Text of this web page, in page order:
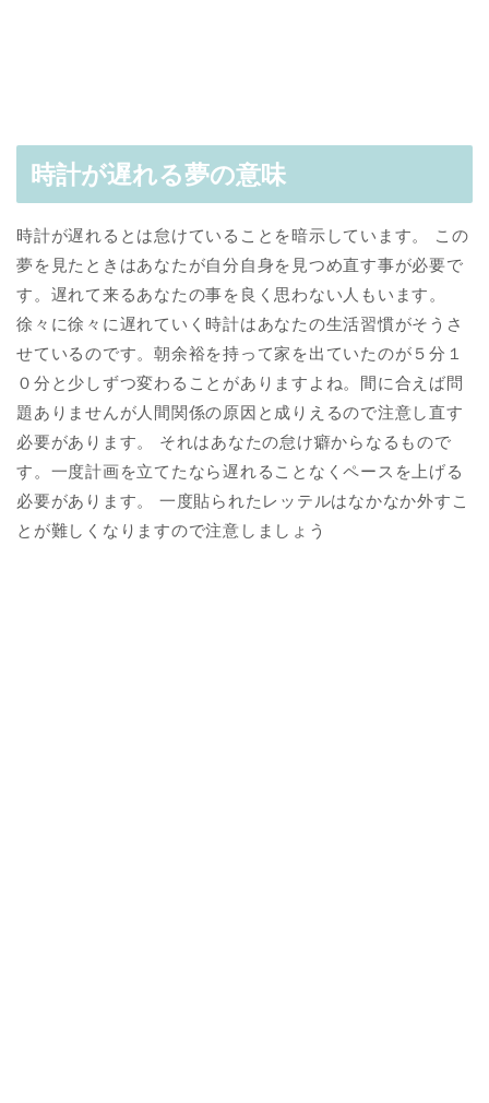
時計が遅れる夢の意味
時計が遅れるとは怠けていることを暗示しています。 この
夢を見たときはあなたが自分自身を見つめ直す事が必要で
す。遅れて来るあなたの事を良く思わない人もいます。
徐々に徐々に遅れていく時計はあなたの生活習慣がそうさ
せているのです。朝余裕を持って家を出ていたのが５分１
０分と少しずつ変わることがありますよね。間に合えば問
題ありませんが人間関係の原因と成りえるので注意し直す
必要があります。 それはあなたの怠け癖からなるもので
す。一度計画を立てたなら遅れることなくペースを上げる
必要があります。 一度貼られたレッテルはなかなか外すこ
とが難しくなりますので注意しましょう